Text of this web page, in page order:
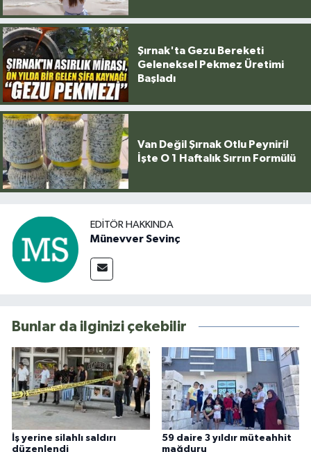
Şırnak'ta Gezu Bereketi
Geleneksel Pekmez Üretimi
Başladı
Van Değil Şırnak Otlu Peyniri!
İşte O 1 Haftalık Sırrın Formülü
EDITÖR HAKKINDA
Münevver Sevinç
Bunlar da ilginizi çekebilir
İş yerine silahlı saldırı
düzenlendi
59 daire 3 yıldır müteahhit
mağduru